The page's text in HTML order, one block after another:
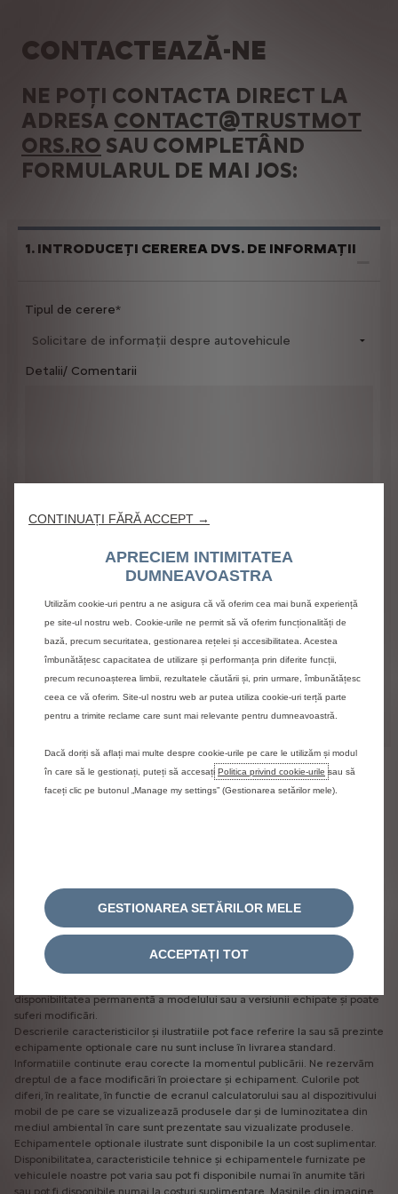
CONTACTEAZĂ-NE
NE POȚI CONTACTA DIRECT LA
ADRESA CONTACT@TRUSTMOT
ORS.RO SAU COMPLETÂND
FORMULARUL DE MAI JOS:
1. INTRODUCEȚI CEREREA DVS. DE INFORMAȚII
Tipul de cerere*
Detalii/ Comentarii
800
2. COMPLETAȚI DATELE DUMNEAVOASTRĂ DE
3. ALEGEȚI DEALER-UL PREFERAT
4. TRIMITEȚI INFORMAȚIILE DVS.
POLITICA DE CONFIDENȚIALITATE
MENȚIUNI LEGALE
*TVA inclus
Pretul final de vânzare este stabilit de către distribuitorul autorizat, în
conformitate cu propria politică comercială. Pretul recomandat de
vânzare, este exprimat în euro (TVA inclus) și ia în considerare un curs de
disponibilitatea permanentă a modelului sau a versiunii echipate și poate
suferi modificări.
Descrierile caracteristicilor și ilustratiile pot face referire la sau să prezinte
echipamente optionale care nu sunt incluse în livrarea standard.
Informatiile continute erau corecte la momentul publicării. Ne rezervăm
dreptul de a face modificări în proiectare și echipament. Culorile pot
diferi, în realitate, în functie de ecranul calculatorului sau al dispozitivului
mobil de pe care se vizualizează produsele dar și de luminozitatea din
mediul ambiental în care sunt prezentate sau vizualizate produsele.
Echipamentele optionale ilustrate sunt disponibile la un cost suplimentar.
Disponibilitatea, caracteristicile tehnice și echipamentele furnizate pe
vehiculele noastre pot varia sau pot fi disponibile numai în anumite tări
sau pot fi disponibile numai la costuri suplimentare. Mașinile din imagine
CONTINUAȚI FĂRĂ ACCEPT →
APRECIEM INTIMITATEA
DUMNEAVOASTRA
Utilizăm cookie-uri pentru a ne asigura că vă oferim cea mai bună experiență
pe site-ul nostru web. Cookie-urile ne permit să vă oferim funcționalități de
bază, precum securitatea, gestionarea rețelei și accesibilitatea. Acestea
îmbunătățesc capacitatea de utilizare și performanța prin diferite funcții,
precum recunoașterea limbii, rezultatele căutării și, prin urmare, îmbunătățesc
ceea ce vă oferim. Site-ul nostru web ar putea utiliza cookie-uri terță parte
pentru a trimite reclame care sunt mai relevante pentru dumneavoastră.
Dacă doriți să aflați mai multe despre cookie-urile pe care le utilizăm și modul
în care să le gestionați, puteți să accesați Politica privind cookie-urile sau să
faceți clic pe butonul „Manage my settings” (Gestionarea setărilor mele).
GESTIONAREA SETĂRILOR MELE
ACCEPTAȚI TOT